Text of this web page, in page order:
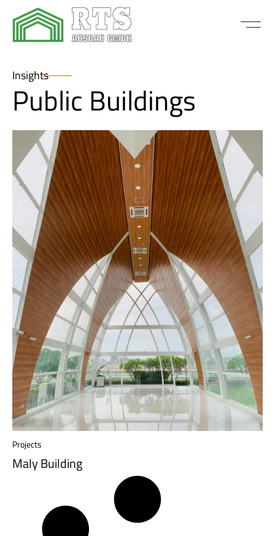
Insights
Public Buildings
Projects
Maly Building